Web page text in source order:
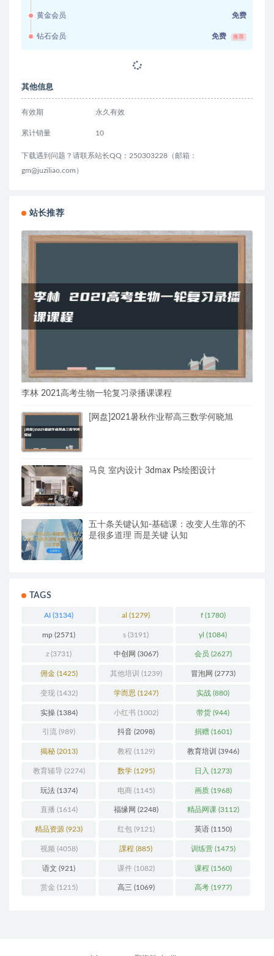
黄金会员 免费
钻石会员 免费 推荐
其他信息
有效期 永久有效
累计销量 10
下载遇到问题？请联系站长QQ：250303228（邮箱：
gm@juziliao.com）
站长推荐
李林 2021高考生物一轮复习录播课课程
[网盘]2021暑秋作业帮高三数学何晓旭
马良 室内设计 3dmax Ps绘图设计
五十条关键认知-基础课：改变人生靠的不
是很多道理 而是关键 认知
TAGS
AI (3134) al (1279) f(1780)
mp (2571) s (3191) yl (1084)
z (3731) 中创网 (3067) 会员 (2627)
佣金(1425) 其他培训 (1239) 冒泡网 (2773)
变现(1432) 学而思 (1247) 实战 (880)
实操(1384) 小红书 (1002) 带货 (944)
引流 (989) 抖音(2098) 捐赠(1601)
揭秘(2013) 教程 (1129) 教育培训 (3946)
教育辅导 (2274) 数学(1295) 日入 (1273)
玩法(1374) 电商(1145) 画质(1968)
直播 (1614) 福缘网 (2248) 精品网课(3112)
精品资源 (923) 红包(9121) 英语(1150)
视频 (4058) 課程 (885) 训练营(1475)
语文 (921) 课件(1082) 课程 (1560)
赏金 (1215) 高三 (1069) 高考(1977)